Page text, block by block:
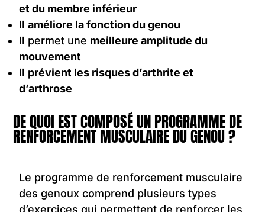
et du membre inférieur
Ilaméliore la fonction du genou
Il permet une meilleure amplitude du
mouvement
Il prévient les risques d’arthrite et
d’arthrose
DE QUOI EST COMPOSÉ UN PROGRAMME DE
RENFORCEMENT MUSCULAIRE DU GENOU ?
Le programme de renforcement musculaire
des genoux comprend plusieurs types
d’exercices qui permettent de renforcer les